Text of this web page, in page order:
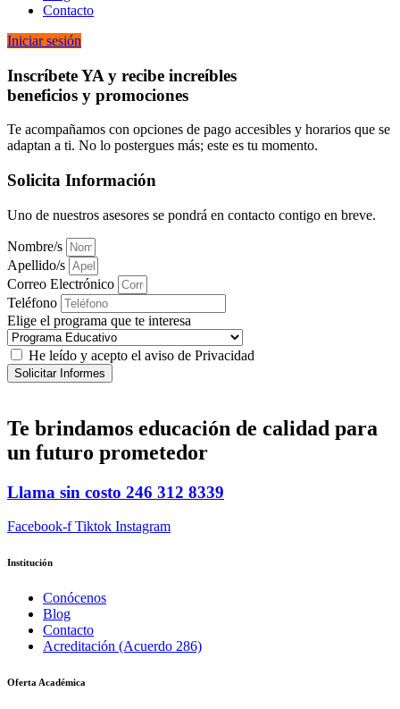
Contacto
Iniciar sesión
Inscríbete YA y recibe increíbles
beneficios y promociones
Te acompañamos con opciones de pago accesibles y horarios que se
adaptan a ti. No lo postergues más; este es tu momento.
Solicita Información
Uno de nuestros asesores se pondrá en contacto contigo en breve.
Nombre/s
Apellido/s
Correo Electrónico
Teléfono
Elige el programa que te interesa
He leído y acepto el aviso de Privacidad
Solicitar Informes
Te brindamos educación de calidad para
un futuro prometedor
Llama sin costo 246 312 8339
Facebook-f Tiktok Instagram
Institución
Conócenos
Blog
Contacto
Acreditación (Acuerdo 286)
Oferta Académica